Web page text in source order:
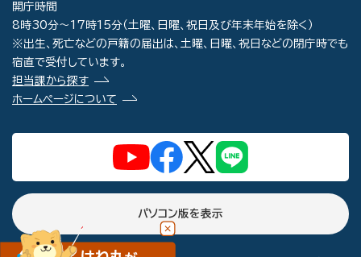
開庁時間
8時30分～17時15分（土曜、日曜、祝日及び年末年始を除く）
※出生、死亡などの戸籍の届出は、土曜、日曜、祝日などの閉庁時でも
宿直で受付しています。
担当課から探す
ホームページについて
パソコン版を表示